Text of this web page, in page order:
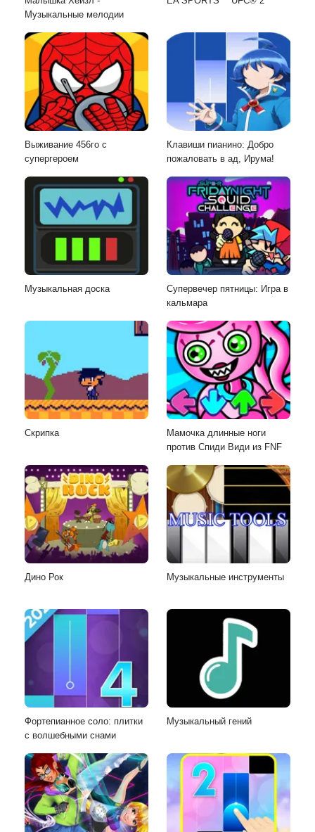
Музыкальные мелодии
Выживание 456го с
супергероем
Клавиши пианино: Добро
пожаловать в ад, Ирума!
Музыкальная доска
Супервечер пятницы: Игра в
кальмара
Скрипка
Мамочка длинные ноги
против Спиди Види из FNF
Дино Рок Музыкальные инструменты
Фортепианное соло: плитки
с волшебными снами
Музыкальный гений